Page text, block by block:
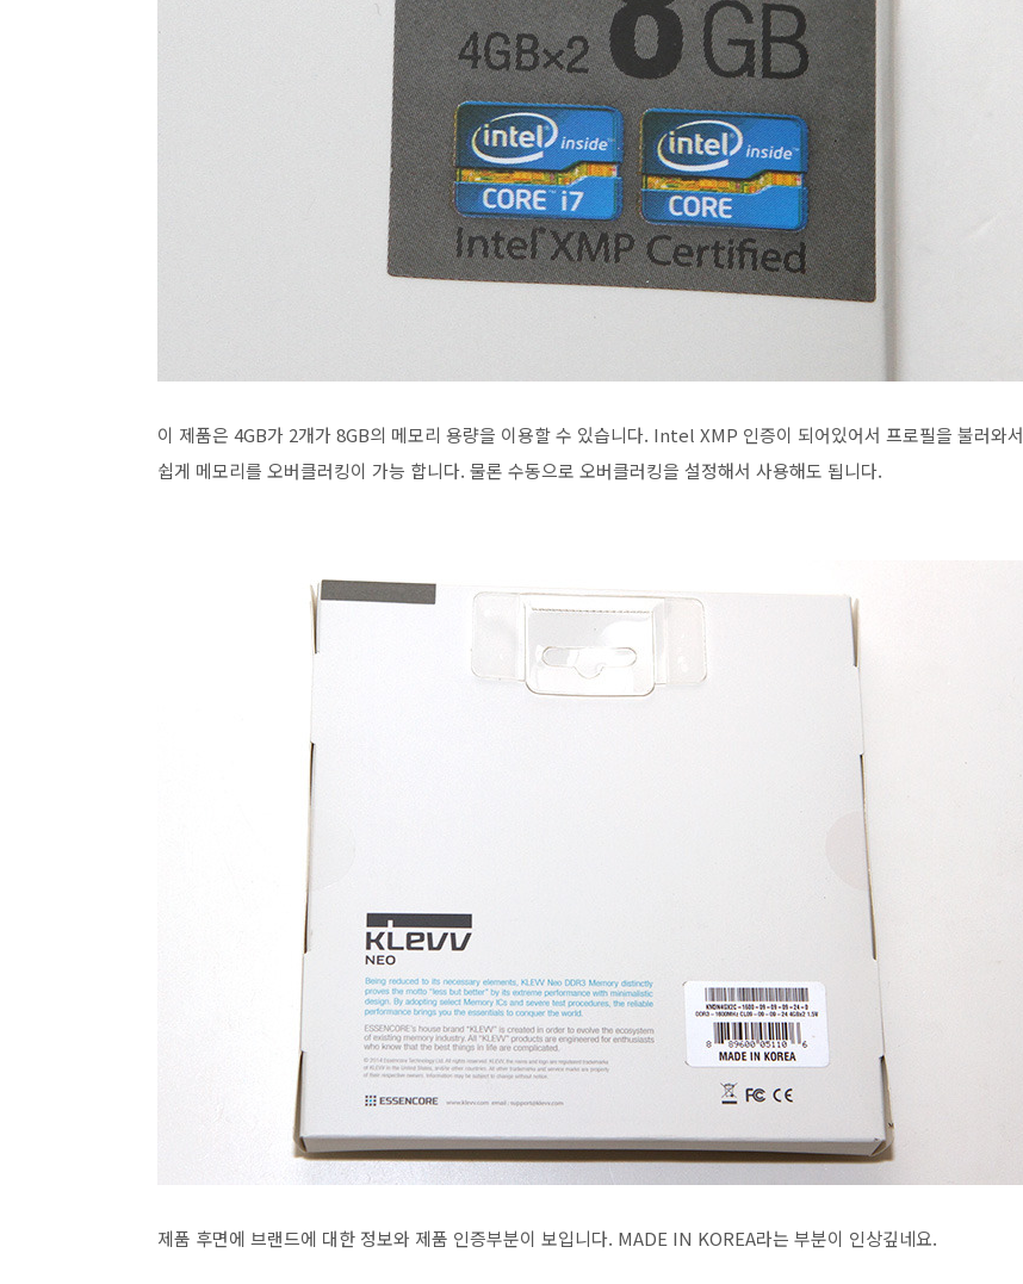
이 제품은 4GB가 2개가 8GB의 메모리 용량을 이용할 수 있습니다. Intel XMP 인증이 되어있어서 프로필을 불러와서
쉽게 메모리를 오버클러킹이 가능 합니다. 물론 수동으로 오버클러킹을 설정해서 사용해도 됩니다.
제품 후면에 브랜드에 대한 정보와 제품 인증부분이 보입니다. MADE IN KOREA라는 부분이 인상깊네요.